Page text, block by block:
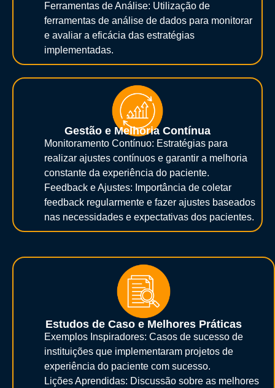
Ferramentas de Análise: Utilização de
ferramentas de análise de dados para monitorar
e avaliar a eficácia das estratégias
implementadas.
Gestão e Melhoria Contínua
Monitoramento Contínuo: Estratégias para
realizar ajustes contínuos e garantir a melhoria
constante da experiência do paciente.
Feedback e Ajustes: Importância de coletar
feedback regularmente e fazer ajustes baseados
nas necessidades e expectativas dos pacientes.
Estudos de Caso e Melhores Práticas
Exemplos Inspiradores: Casos de sucesso de
instituições que implementaram projetos de
experiência do paciente com sucesso.
Lições Aprendidas: Discussão sobre as melhores